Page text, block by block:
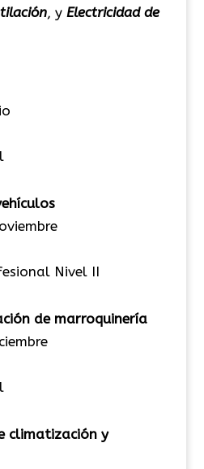
, y Electricidad de
Nivel II
de marroquinería
climatización y